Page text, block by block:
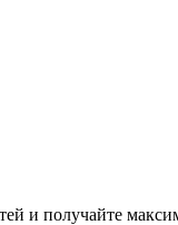
и получайте